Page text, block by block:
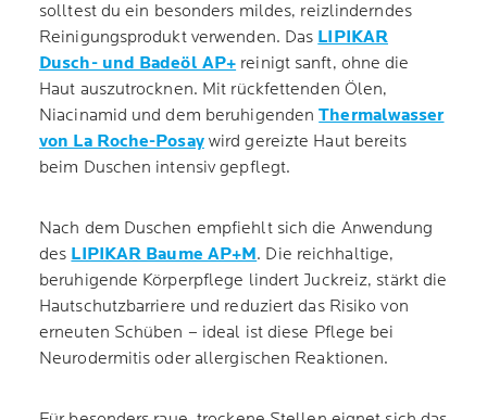
solltest du ein besonders mildes, reizlinderndes
Reinigungsprodukt verwenden. Das LIPIKAR
Dusch- und Badeöl AP+ reinigt sanft, ohne die
Haut auszutrocknen. Mit rückfettenden Ölen,
Niacinamid und dem beruhigendenThermalwasser
von La Roche-Posaywird gereizte Haut bereits
beim Duschen intensiv gepflegt.
Nach dem Duschen empfiehlt sich die Anwendung
des LIPIKAR Baume AP+M. Die reichhaltige,
beruhigende Körperpflege lindert Juckreiz, stärkt die
Hautschutzbarriere und reduziert das Risiko von
erneuten Schüben – ideal ist diese Pflege bei
Neurodermitis oder allergischen Reaktionen.